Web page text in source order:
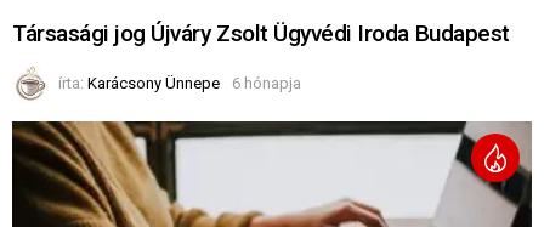
Társasági jog Újváry Zsolt Ügyvédi Iroda Budapest
írta: Karácsony Ünnepe 6 hónapja